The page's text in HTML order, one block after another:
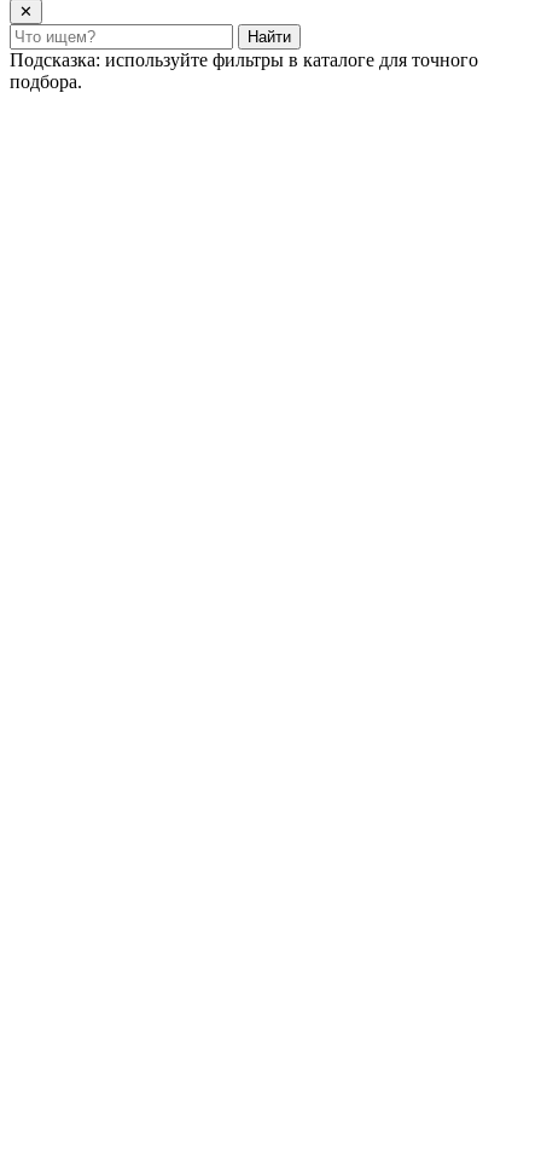
✕
Найти
Подсказка: используйте фильтры в каталоге для точного
подбора.